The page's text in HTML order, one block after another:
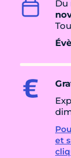
Du
et